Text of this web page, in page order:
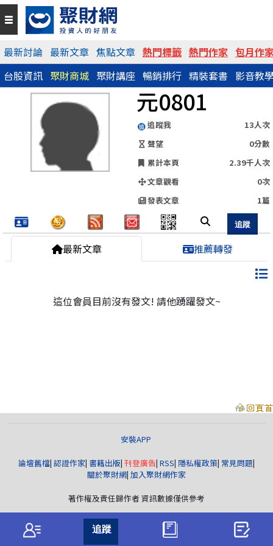
最新討論 最新文章 焦點文章 熱門標籤 熱門作家 包月作
台股資訊 聚財商城 聚財講座 暢銷排行 精裝套書 影音教
元0801
追蹤我
13人次
聲望
0分數
累計本頁
2.39千人次
文章觀看
0次
發表文章
1篇
QR Code
https://www.wearn.com/blog.asp?id=149953
分享網址
最新文章 推薦轉發
這位會員目前沒有發文! 請他踴躍發文~
安裝APP
論壇舊檔| 認證作家| 書籍出版| 刊登廣告| RSS| 隱私權政策| 常見問題|
關於聚財網| 加入聚財網作家
著作權及責任歸作者 資訊數據僅供參考
版權所有© wearn.com All Rights Reserved.